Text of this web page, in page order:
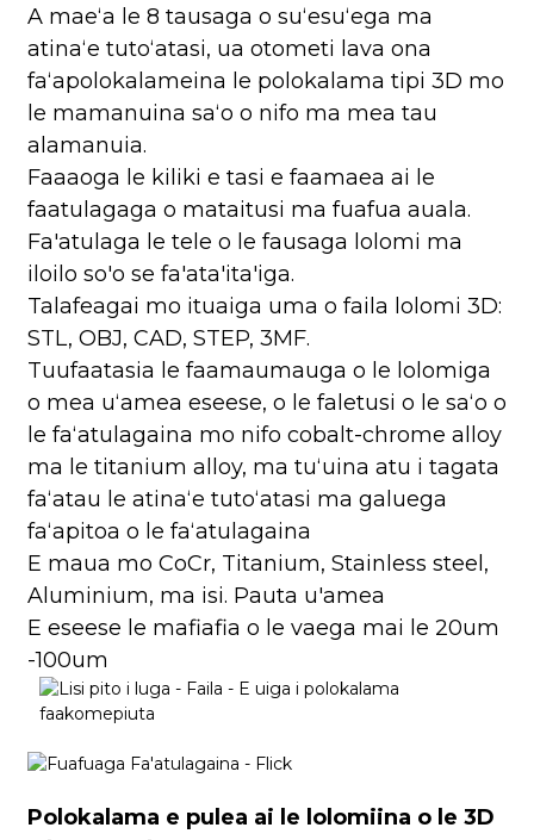
A maeʻa le 8 tausaga o suʻesuʻega ma
atinaʻe tutoʻatasi, ua otometi lava ona
faʻapolokalameina le polokalama tipi 3D mo
le mamanuina saʻo o nifo ma mea tau
alamanuia.
Faaaoga le kiliki e tasi e faamaea ai le
faatulagaga o mataitusi ma fuafua auala.
Fa'atulaga le tele o le fausaga lolomi ma
iloilo so'o se fa'ata'ita'iga.
Talafeagai mo ituaiga uma o faila lolomi 3D:
STL, OBJ, CAD, STEP, 3MF.
Tuufaatasia le faamaumauga o le lolomiga
o mea uʻamea eseese, o le faletusi o le saʻo o
le faʻatulagaina mo nifo cobalt-chrome alloy
ma le titanium alloy, ma tuʻuina atu i tagata
faʻatau le atinaʻe tutoʻatasi ma galuega
faʻapitoa o le faʻatulagaina
E maua mo CoCr, Titanium, Stainless steel,
Aluminium, ma isi. Pauta u'amea
E eseese le mafiafia o le vaega mai le 20um
-100um
Polokalama e pulea ai le lolomiina o le 3D